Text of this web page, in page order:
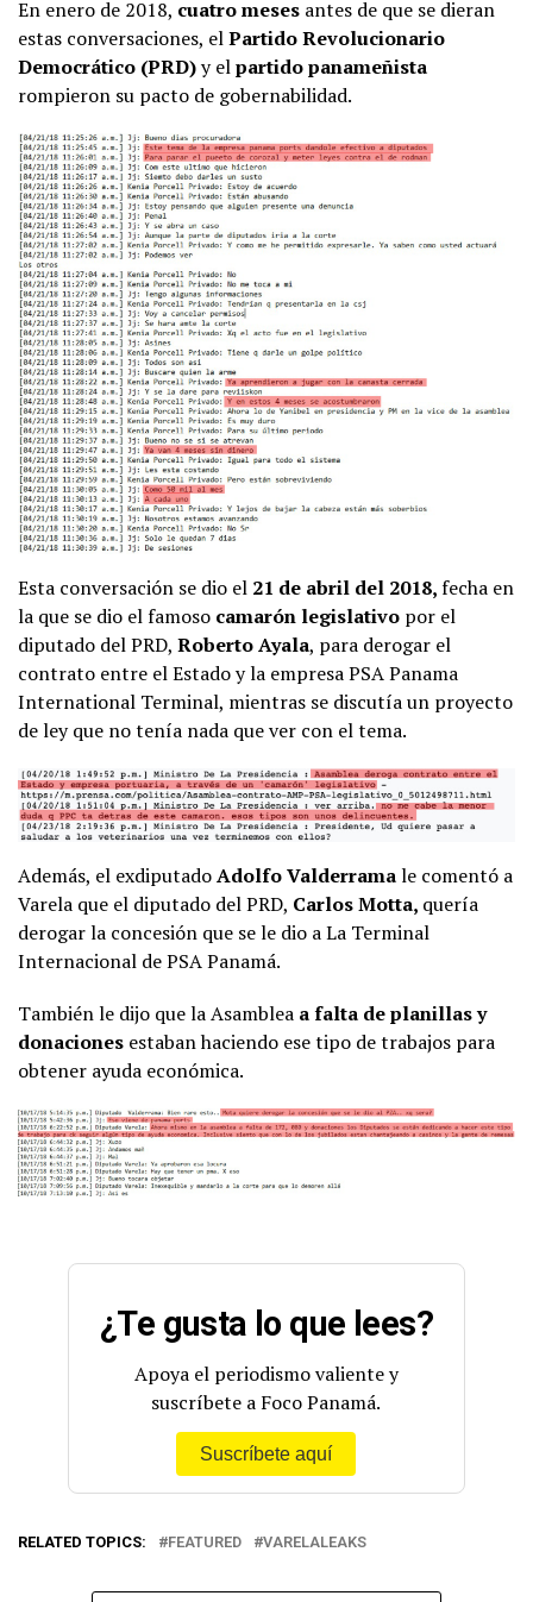
En enero de 2018, cuatro meses antes de que se dieran
estas conversaciones, elPartido Revolucionario
Democrático (PRD)y elpartido panameñista
rompieron su pacto de gobernabilidad.
Esta conversación se dio el 21 de abril del 2018,fecha en
la que se dio el famoso camarón legislativo por el
diputado del PRD, Roberto Ayala, para derogar el
contrato entre el Estado y la empresa PSA Panama
International Terminal, mientras se discutía un proyecto
de ley que no tenía nada que ver con el tema.
Además, el exdiputadoAdolfo Valderramale comentó a
Varela que el diputado del PRD, Carlos Motta, quería
derogar la concesión que se le dio a La Terminal
Internacional de PSA Panamá.
También le dijo que la Asamblea a falta de planillas y
donaciones estaban haciendo ese tipo de trabajos para
obtener ayuda económica.
¿Te gusta lo que lees?
Apoya el periodismo valiente y
suscríbete a Foco Panamá.
Suscríbete aquí
RELATED TOPICS: FEATURED VARELALEAKS